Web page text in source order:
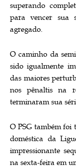
superando
para vencer sua
agregado.
O caminho da
sido igualmente
das maiores
nos pênaltis na
terminaram sua
O PSG também foi
doméstica da
impressionante
na sexta-feira em